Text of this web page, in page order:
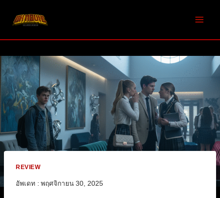
REVIEW
อัพเดท : พฤศจิกายน 30, 2025